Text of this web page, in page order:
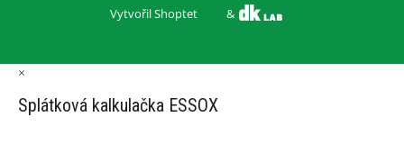
Vytvořil Shoptet &
×
Splátková kalkulačka ESSOX